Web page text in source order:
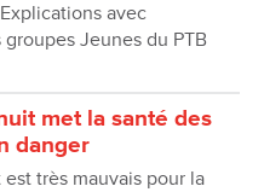
avec
Jeunes du PTB
met la santé des
danger
très mauvais pour la